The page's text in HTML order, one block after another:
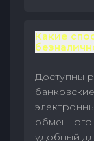
Какие
Доступны
обменного
удобный